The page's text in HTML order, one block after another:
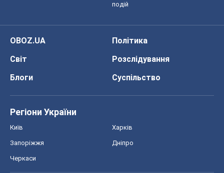
подій
OBOZ.UA
Політика
Світ
Розслідування
Блоги
Суспільство
Регіони України
Київ Харків
Запоріжжя Дніпро
Черкаси